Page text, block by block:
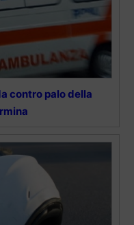
contro palo della